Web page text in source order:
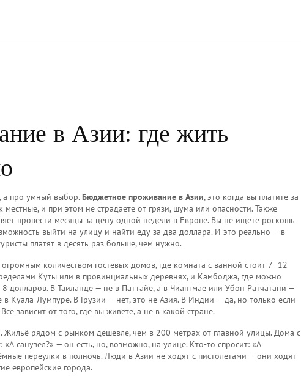
в Азии: где жить
а про умный выбор. Бюджетное проживание в Азии,это когда вы платите за
и при этом не страдаете от грязи, шума или опасности. Также
провести месяцы за цену одной недели в Европе. Вы не ищете роскошь
выйти на улицу и найти еду за два доллара. И это реально — в
платят в десять раз больше, чем нужно.
огромным количеством гостевых домов, где комната с ванной стоит 7–12
Куты или в провинциальных деревнях, и Камбоджа, где можно
8 долларов. В Таиланде — не в Паттайе, а в Чиангмае или Убон Ратчатани —
Куала-Лумпуре. В Грузии — нет, это не Азия. В Индии — да, но только если
зависит от того, где вы живёте, а не в какой стране.
Жильё рядом с рынком дешевле, чем в 200 метрах от главной улицы. Дома с
санузел?» — он есть, но, возможно, на улице. Кто-то спросит: «А
переулки в полночь. Люди в Азии не ходят с пистолетами — они ходят
европейские города.